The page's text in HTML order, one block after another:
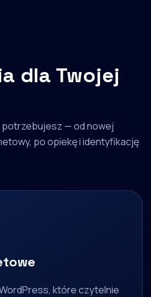
dla Twojej
— od nowej
po opiekę i identyfikację
które czytelnie